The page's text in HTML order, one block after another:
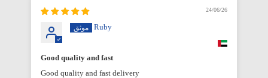
24/06/26
Ruby
Good quality and fast
Good quality and fast delivery